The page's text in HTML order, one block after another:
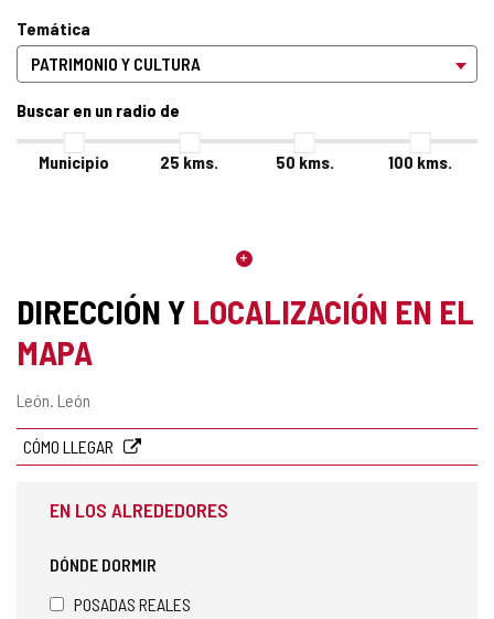
Temática
Buscar en un radio de
Municipio 25 kms. 50 kms. 100 kms.
DIRECCIÓN Y LOCALIZACIÓN EN EL
MAPA
Dirección
León. León
CÓMO LLEGAR
EN LOS ALREDEDORES
DÓNDE DORMIR
POSADAS REALES